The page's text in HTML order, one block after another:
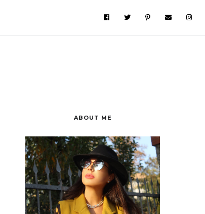
ABOUT ME